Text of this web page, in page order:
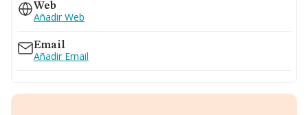
Web
Añadir Web
Email
Añadir Email